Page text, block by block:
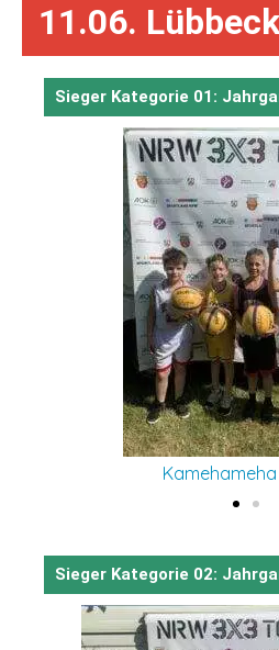
11.06.
Sieger Kategorie 01:
Kamehameha
Sieger Kategorie 02: